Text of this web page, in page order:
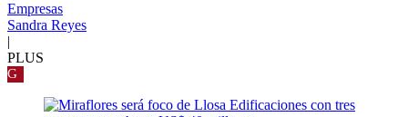
Empresas
Sandra Reyes
|
PLUS
G